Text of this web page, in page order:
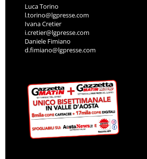
Luca Torino
l.torino@lgpresse.com
Ivana Cretier
i.cretier@lgpresse.com
Daniele Fimiano
d.fimiano@lgpresse.com